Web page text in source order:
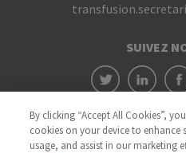
SUIVEZ
By clicking “Accept All Cookies”,
cookies on your device to enhance
usage, and assist in our marketing